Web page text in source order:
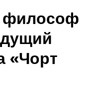
философ
«Чорт